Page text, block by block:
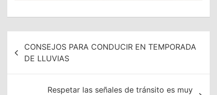
Navegación
de
entradas
CONSEJOS PARA CONDUCIR EN TEMPORADA
DE LLUVIAS
Respetar las señales de tránsito es muy